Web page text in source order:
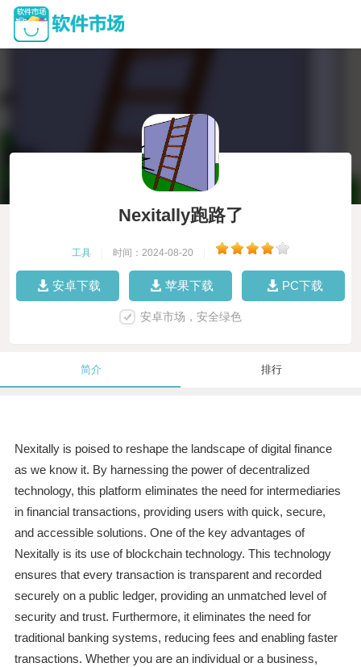
Nexitally跑路了
工具 时间：2024-08-20
安卓下载 苹果下载 PC下载
安卓市场，安全绿色
简介 排行
Nexitally is poised to reshape the landscape of digital finance
as we know it. By harnessing the power of decentralized
technology, this platform eliminates the need for intermediaries
in financial transactions, providing users with quick, secure,
and accessible solutions. One of the key advantages of
Nexitally is its use of blockchain technology. This technology
ensures that every transaction is transparent and recorded
securely on a public ledger, providing an unmatched level of
security and trust. Furthermore, it eliminates the need for
traditional banking systems, reducing fees and enabling faster
transactions. Whether you are an individual or a business,